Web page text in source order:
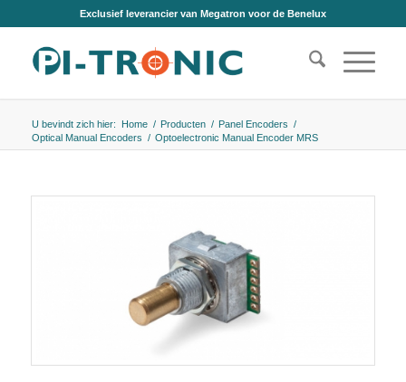
Exclusief leverancier van Megatron voor de Benelux
U bevindt zich hier: Home / Producten / Panel Encoders /
Optical Manual Encoders / Optoelectronic Manual Encoder MRS